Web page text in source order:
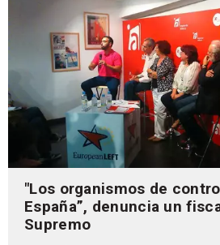
"Los organismos de
España”, denuncia un
Supremo